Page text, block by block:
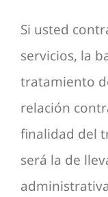
Si usted
servicios, la
tratamiento
relación
finalidad del
será la de